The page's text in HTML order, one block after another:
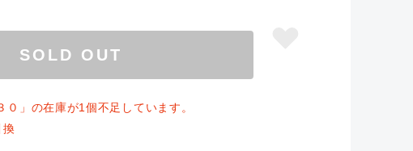
SOLD OUT
０」の在庫が1個不足しています。
換